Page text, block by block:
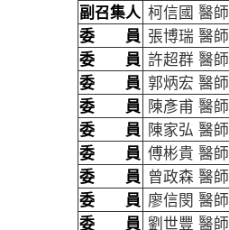
副召集人 柯信國 醫師
委 員 張博瑞 醫師
委 員 許超群 醫師
委 員 郭炳宏 醫師
委 員
陳彥甫 醫師
委 員
陳家弘 醫師
委 員 傅彬貴 醫師
委 員 曾政森 醫師
委 員 廖信閔 醫師
委 員 劉世豐 醫師